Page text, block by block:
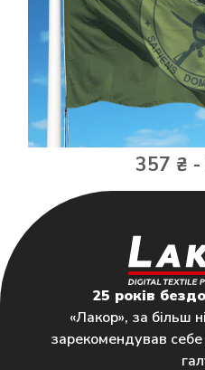
357 ₴
25 років
«Лакор», за більш
зарекомендував